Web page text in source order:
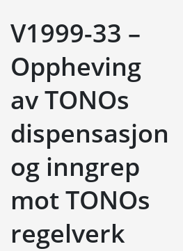
V1999-33 –
Oppheving
av TONOs
dispensasjon
og inngrep
mot TONOs
regelverk